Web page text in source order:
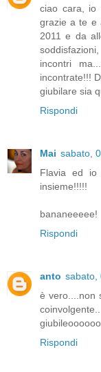
ciao cara, io
grazie a te e
2011 e da
incontri
incontrate!!!
giubilare sia
Rispondi
Mai sabato,
Flavia ed io
insieme!!!!!
bananeeeee!
Rispondi
anto sabato,
è vero....non
Rispondi